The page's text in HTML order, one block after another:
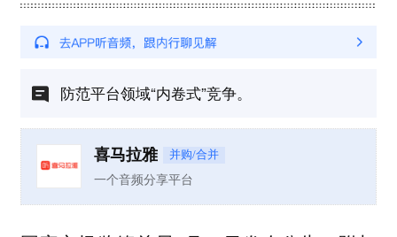
防范平台领域“内卷式”竞争。
喜马拉雅 并购/合并
一个音频分享平台